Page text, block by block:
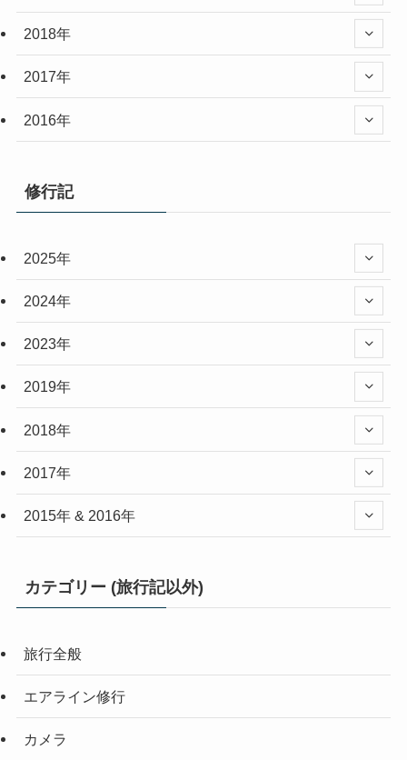
2018年
2017年
2016年
修行記
2025年
2024年
2023年
2019年
2018年
2017年
2015年 & 2016年
カテゴリー (旅行記以外)
旅行全般
エアライン修行
カメラ